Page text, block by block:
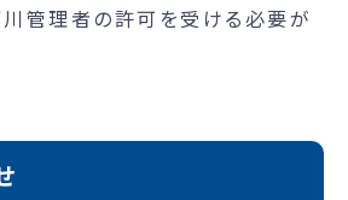
管理者の許可を受ける必要が